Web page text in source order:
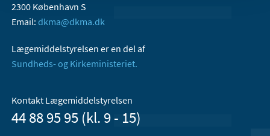
2300 København S
Email: dkma@dkma.dk
Lægemiddelstyrelsen er en del af
Sundheds- og Kirkeministeriet.
Kontakt Lægemiddelstyrelsen
44 88 95 95 (kl. 9 - 15)